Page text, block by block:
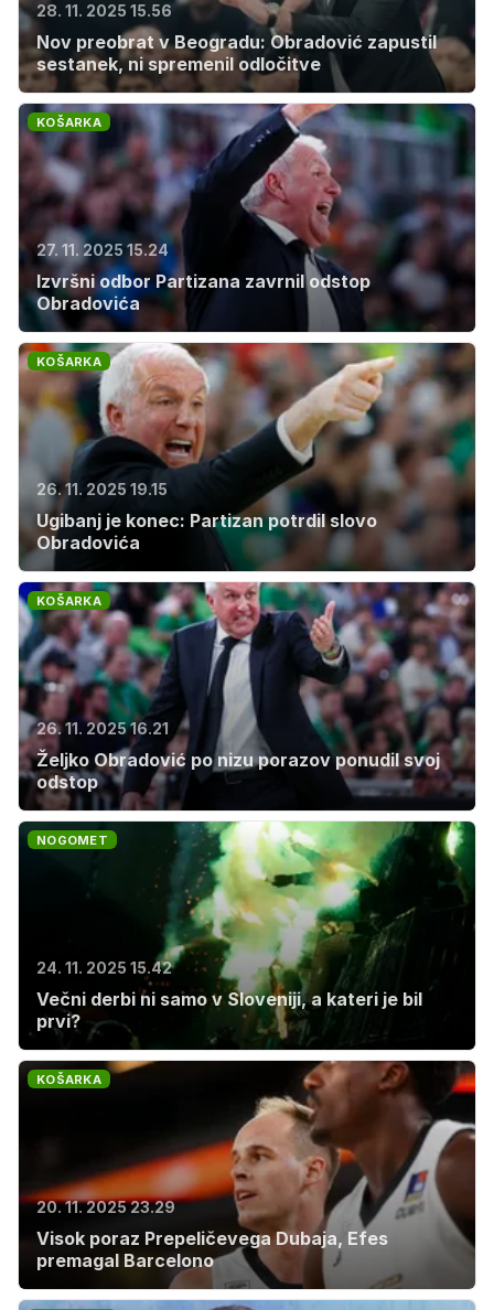
28. 11. 2025 15.56
Nov preobrat v Beogradu: Obradović zapustil
sestanek, ni spremenil odločitve
KOŠARKA
27. 11. 2025 15.24
Izvršni odbor Partizana zavrnil odstop
Obradovića
KOŠARKA
26. 11. 2025 19.15
Ugibanj je konec: Partizan potrdil slovo
Obradovića
KOŠARKA
26. 11. 2025 16.21
Željko Obradović po nizu porazov ponudil svoj
odstop
NOGOMET
24. 11. 2025 15.42
Večni derbi ni samo v Sloveniji, a kateri je bil
prvi?
KOŠARKA
20. 11. 2025 23.29
Visok poraz Prepeličevega Dubaja, Efes
premagal Barcelono